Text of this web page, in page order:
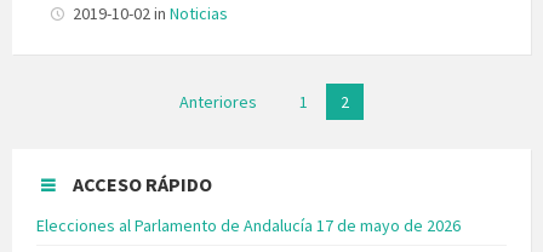
2019-10-02in Noticias
Anteriores 1 2
ACCESO RÁPIDO
Elecciones al Parlamento de Andalucía 17 de mayo de 2026